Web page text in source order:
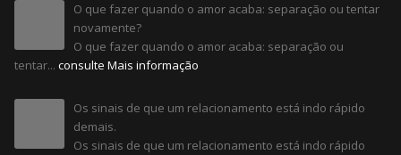
O que fazer quando o amor acaba: separação ou tentar
novamente?
O que fazer quando o amor acaba: separação ou
tentar... consulte Mais informação
Os sinais de que um relacionamento está indo rápido
demais.
Os sinais de que um relacionamento está indo rápido